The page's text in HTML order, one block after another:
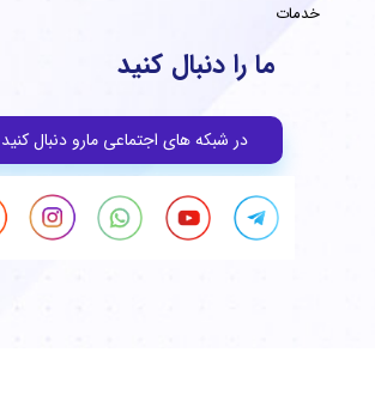
ما را دنبال کنید
در شبکه های اجتماعی مارو دنبال کنید
خدمات